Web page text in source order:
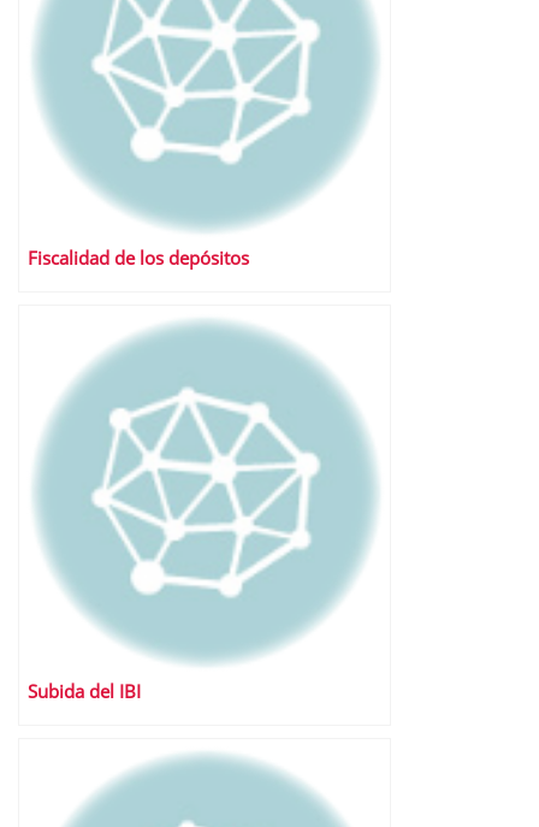
Fiscalidad de los depósitos
Subida del IBI